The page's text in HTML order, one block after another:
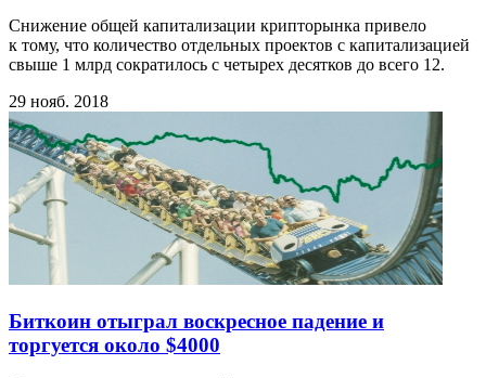
Снижение общей капитализации крипторынка привело
к тому, что количество отдельных проектов с капитализацией
свыше 1 млрд сократилось с четырех десятков до всего 12.
29 нояб. 2018
Биткоин отыграл воскресное падение и
торгуется около $4000